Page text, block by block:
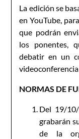
La edición se
en YouTube,
que podrán
los ponentes,
debatir en un
NORMAS DE
Del 19/
grabarán
de la